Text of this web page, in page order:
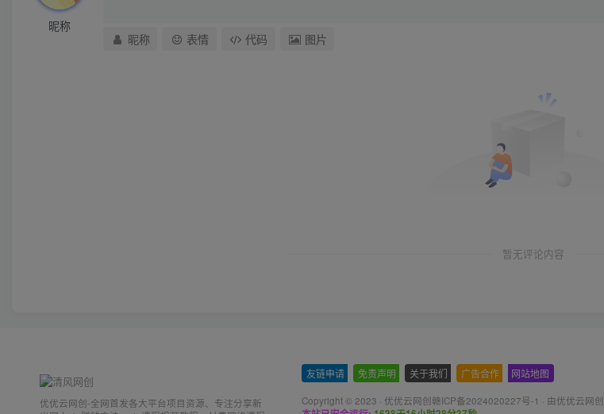
昵称
昵称 表情 代码 图片
暂无评论内容
优优云网创-全网首发各大平台项目资源、专注分享新
友链申请 免责声明 关于我们 广告合作 网站地图
Copyright © 2023 · 优优云网创赣ICP备2024020227号-1 · 由优优云网创